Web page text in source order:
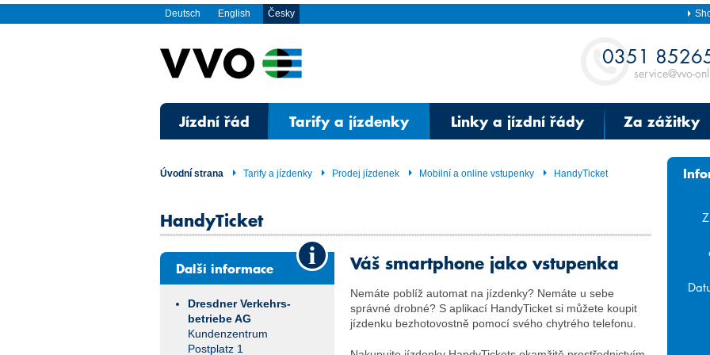
Deutsch English Česky
Kontakt
0351
service@vvo-
Jízdní řád Tarify a jízdenky Linky a jízdní řády Za zážitky
Úvodní strana Tarify a jízdenky Prodej jízdenek Mobilní a online vstupenky HandyTicket
HandyTicket
Další informace
Dresdner Verkehrs­
betriebe AG
Kundenzentrum
Postplatz 1
Váš smartphone jako vstupenka
Nemáte poblíž automat na jízdenky? Nemáte u sebe
správné drobné? S aplikací HandyTicket si můžete koupit
jízdenku bezhotovostně pomocí svého chytrého telefonu.